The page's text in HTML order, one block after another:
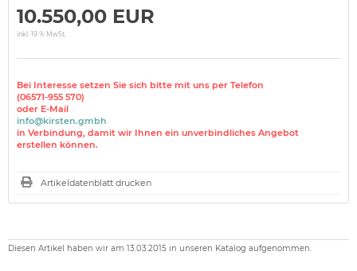
10.550,00 EUR
inkl. 19 % MwSt.
Bei Interesse setzen Sie sich bitte mit uns per Telefon
(06571-955 570)
oder E-Mail
info@kirsten.gmbh
in Verbindung, damit wir Ihnen ein unverbindliches Angebot
erstellen können.
Artikeldatenblatt drucken
Diesen Artikel haben wir am 13.03.2015 in unseren Katalog aufgenommen.